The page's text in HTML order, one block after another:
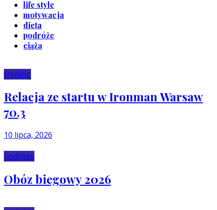
life style
motywacja
dieta
podróże
ciąża
trening
Relacja ze startu w Ironman Warsaw
70.3
10 lipca, 2026
podróże
Obóz biegowy 2026